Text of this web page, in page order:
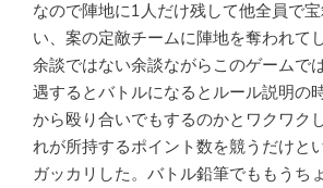
なので陣地に1人だけ残して他全員で
い、案の定敵チームに陣地を奪われて
余談ではない余談ながらこのゲームで
遇するとバトルになるとルール説明の
から殴り合いでもするのかとワクワク
れが所持するポイント数を競うだけと
ガッカリした。バトル鉛筆でももうち